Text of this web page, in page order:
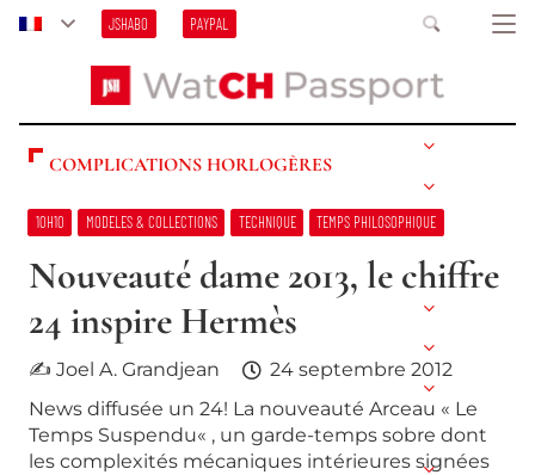
JSHABO PAYPAL
COMPLICATIONS HORLOGÈRES
10H10 MODELES & COLLECTIONS TECHNIQUE TEMPS PHILOSOPHIQUE
Nouveauté dame 2013, le chiffre
24 inspire Hermès
✍ Joel A. Grandjean
24 septembre 2012
News diffusée un 24! La nouveauté Arceau « Le
Temps Suspendu« , un garde-temps sobre dont
les complexités mécaniques intérieures signées